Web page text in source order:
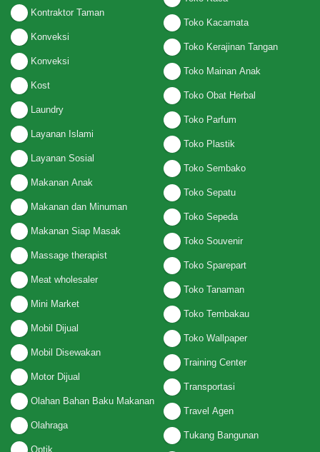
Kontraktor Taman
Konveksi
Konveksi
Kost
Laundry
Layanan Islami
Layanan Sosial
Makanan Anak
Makanan dan Minuman
Makanan Siap Masak
Massage therapist
Meat wholesaler
Mini Market
Mobil Dijual
Mobil Disewakan
Motor Dijual
Olahan Bahan Baku Makanan
Olahraga
Optik
Toko Kacamata
Toko Kerajinan Tangan
Toko Mainan Anak
Toko Obat Herbal
Toko Parfum
Toko Plastik
Toko Sembako
Toko Sepatu
Toko Sepeda
Toko Souvenir
Toko Sparepart
Toko Tanaman
Toko Tembakau
Toko Wallpaper
Training Center
Transportasi
Travel Agen
Tukang Bangunan